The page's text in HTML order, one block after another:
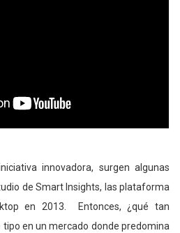
innovadora, surgen algunas
de Smart Insights, las plataforma
en 2013. Entonces, ¿qué tan
en un mercado donde predomina